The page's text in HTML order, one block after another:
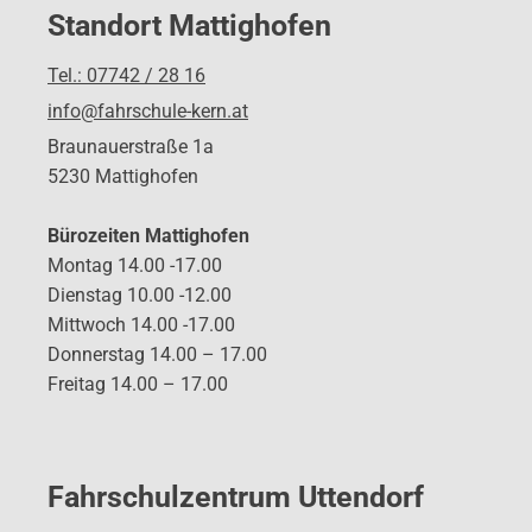
Standort Mattighofen
Tel.: 07742 / 28 16
info@fahrschule-kern.at
Braunauerstraße 1a
5230 Mattighofen
Bürozeiten Mattighofen
Montag 14.00 -17.00
Dienstag 10.00 -12.00
Mittwoch 14.00 -17.00
Donnerstag 14.00 – 17.00
Freitag 14.00 – 17.00
Fahrschulzentrum Uttendorf